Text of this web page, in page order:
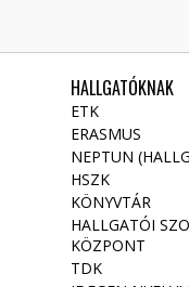
HALLGATÓKNAK
ETK
ERASMUS
NEPTUN
HSZK
KÖNYVTÁR
HALLGATÓI
KÖZPONT
TDK